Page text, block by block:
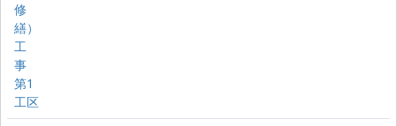
修
繕）
工
事
第1
工区